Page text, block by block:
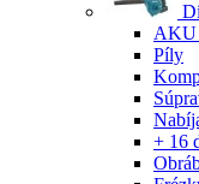
AKU
Píly
+ 16